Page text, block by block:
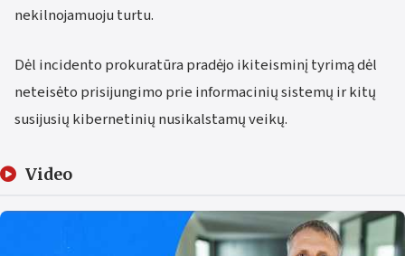
nekilnojamuoju turtu.
Dėl incidento prokuratūra pradėjo ikiteisminį tyrimą dėl
neteisėto prisijungimo prie informacinių sistemų ir kitų
susijusių kibernetinių nusikalstamų veikų.
Video